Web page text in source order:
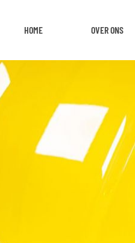
HOME OVER ONS